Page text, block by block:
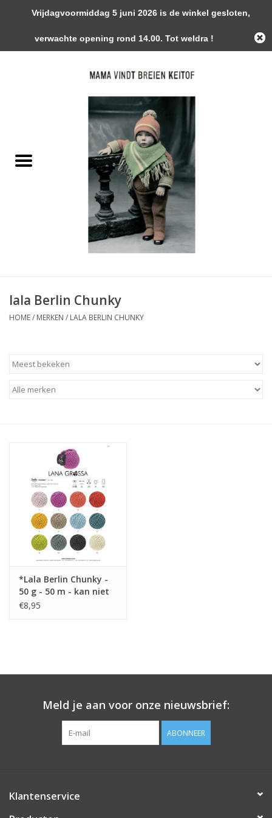
0 Artikelen - €0,00
Handwerk Toebehoren
Magazines / Patronen / Boeken
lala Berlin Chunky
HOME/ MERKEN / LALA BERLIN CHUNKY
*Lala Berlin Chunky -
50 g - 50 m - kan niet
meer besteld worden !
€8,95
Meld je aan voor onze nieuwsbrief:
ABONNEER
Klantenservice
Vrijdagvoormiddag 5 juni 2026 is de winkel gesloten,
verwachte opening rond 14.00. Tot weldra !